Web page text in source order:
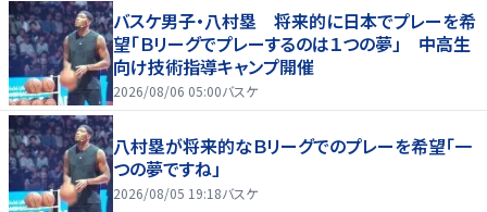
バスケ男子・八村塁 将来的に日本でプレーを希
望「Ｂリーグでプレーするのは１つの夢」 中高生
向け技術指導キャンプ開催
2026/08/06 05:00バスケ
八村塁が将来的なＢリーグでのプレーを希望「一
つの夢ですね」
2026/08/05 19:18バスケ